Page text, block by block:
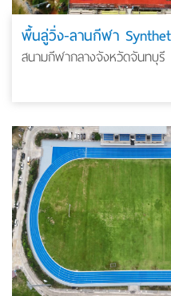
สนามกีฬากลางจังหวัดจันทบุรี